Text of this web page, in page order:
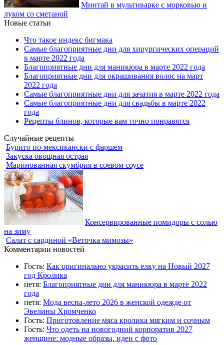
Минтай в мультиварке с морковью и
луком со сметаной
Новые статьи
Что такое индекс бигмака
Самые благоприятные дни для хирургических операций
в марте 2022 года
Благоприятные дни для маникюра в марте 2022 года
Благоприятные дни для окрашивания волос на март
2022 года
Самые благоприятные дни для зачатия в марте 2022 года
Самые благоприятные дни для свадьбы в марте 2022
года
Рецепты блинов, которые вам точно понравятся
Случайные рецепты
Бурито по-мексикански с фаршем
Закуска овощная острая
Маринованная скумбрия в соевом соусе
Консервированные помидоры с солью
на зиму
Салат с сардиной «Веточка мимозы»
Комментарии новостей
Гость: Как оригинально украсить елку на Новый 2027
год Кролика
петя: Благоприятные дни для маникюра в марте 2022
года
петя: Мода весна-лето 2026 в женской одежде от
Эвелины Хромченко
Гость: Приготовление мяса кролика мягким и сочным
Гость: Что одеть на новогодний корпоратив 2027
женщине: модные образы, идеи с фото